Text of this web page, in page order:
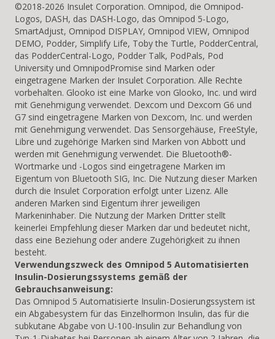
©2018-2026 Insulet Corporation. Omnipod, die Omnipod-
Logos, DASH, das DASH-Logo, das Omnipod 5-Logo,
SmartAdjust, Omnipod DISPLAY, Omnipod VIEW, Omnipod
DEMO, Podder, Simplify Life, Toby the Turtle, PodderCentral,
das PodderCentral-Logo, Podder Talk, PodPals, Pod
University und OmnipodPromise sind Marken oder
eingetragene Marken der Insulet Corporation. Alle Rechte
vorbehalten. Glooko ist eine Marke von Glooko, Inc. und wird
mit Genehmigung verwendet. Dexcom und Dexcom G6 und
G7 sind eingetragene Marken von Dexcom, Inc. und werden
mit Genehmigung verwendet. Das Sensorgehäuse, FreeStyle,
Libre und zugehörige Marken sind Marken von Abbott und
werden mit Genehmigung verwendet. Die Bluetooth®-
Wortmarke und -Logos sind eingetragene Marken im
Eigentum von Bluetooth SIG, Inc. Die Nutzung dieser Marken
durch die Insulet Corporation erfolgt unter Lizenz. Alle
anderen Marken sind Eigentum ihrer jeweiligen
Markeninhaber. Die Nutzung der Marken Dritter stellt
keinerlei Empfehlung dieser Marken dar und bedeutet nicht,
dass eine Beziehung oder andere Zugehörigkeit zu ihnen
besteht.
Verwendungszweck des Omnipod 5 Automatisierten
Insulin-Dosierungssystems gemäß der
Gebrauchsanweisung:
Das Omnipod 5 Automatisierte Insulin-Dosierungssystem ist
ein Abgabesystem für das Einzelhormon Insulin, das für die
subkutane Abgabe von U-100-Insulin zur Behandlung von